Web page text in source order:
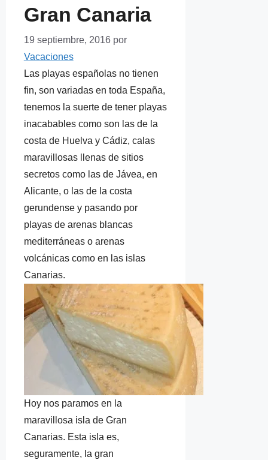
Gran Canaria
19 septiembre, 2016 por
Vacaciones
Las playas españolas no tienen
fin, son variadas en toda España,
tenemos la suerte de tener playas
inacabables como son las de la
costa de Huelva y Cádiz, calas
maravillosas llenas de sitios
secretos como las de Jávea, en
Alicante, o las de la costa
gerundense y pasando por
playas de arenas blancas
mediterráneas o arenas
volcánicas como en las islas
Canarias.
Hoy nos paramos en la
maravillosa isla de Gran
Canarias. Esta isla es,
seguramente, la gran